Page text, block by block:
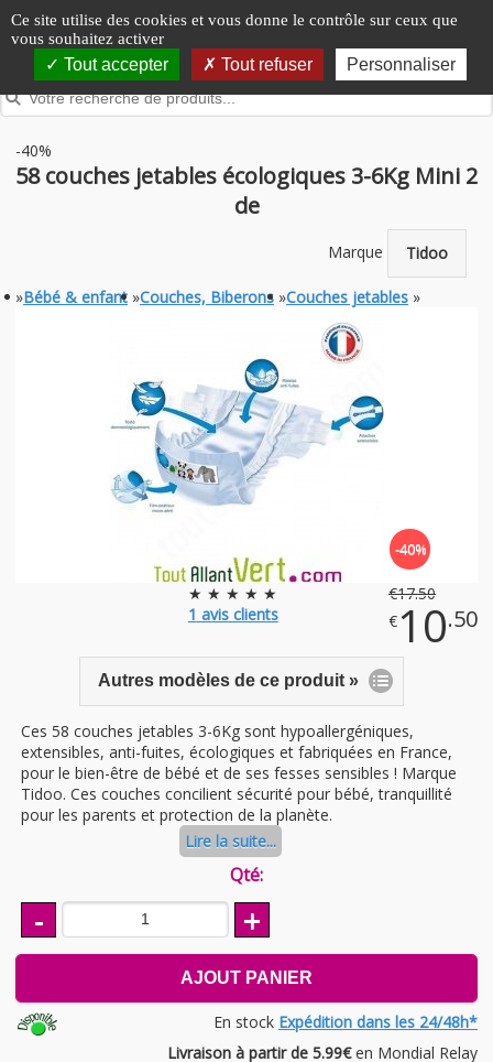
Panneau de gestion des cookies
Ce site utilise des cookies et vous donne le contrôle sur ceux que
vous souhaitez activer
Tout accepter Tout refuser Personnaliser
-40%
58 couches jetables écologiques 3-6Kg Mini 2
de
Marque Tidoo
»Bébé & enfant »Couches, Biberons »Couches jetables »
★ ★ ★ ★ ★
1 avis clients
-40%
€17.50
€ 10.50
Autres modèles de ce produit »
Ces 58 couches jetables 3-6Kg sont hypoallergéniques,
extensibles, anti-fuites, écologiques et fabriquées en France,
pour le bien-être de bébé et de ses fesses sensibles ! Marque
Tidoo. Ces couches concilient sécurité pour bébé, tranquillité
pour les parents et protection de la planète.
Lire la suite...
Qté:
- +
AJOUT PANIER
En stock Expédition dans les 24/48h*
Livraison à partir de 5.99€en Mondial Relay